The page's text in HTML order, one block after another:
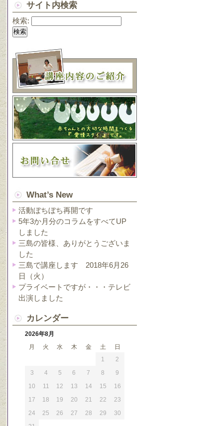
サイト内検索
検索:
What’s New
活動ぼちぼち再開です
5年3か月分のコラムをすべてUP
しました
三島の皆様、ありがとうございま
した
三島で講座します 2018年6月26
日（火）
プライベートですが・・・テレビ
出演しました
カレンダー
2026年8月
月
火 水 木 金 土
日
1
2
3
4 5 6 7 8
9
10
11 12 13 14 15
16
17
18 19 20 21 22
23
24
25 26 27 28 29
30